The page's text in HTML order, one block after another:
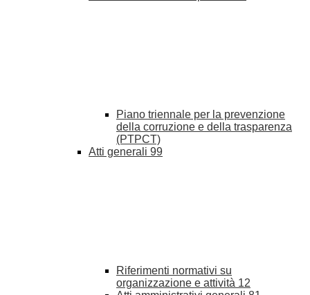
Piano triennale per la prevenzione
della corruzione e della trasparenza
(PTPCT)
Atti generali 99
Riferimenti normativi su
organizzazione e attività 12